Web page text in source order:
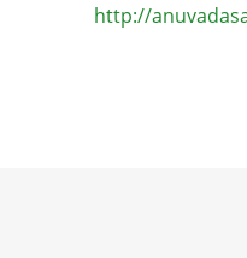
http://